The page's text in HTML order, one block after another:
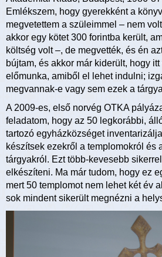
Emlékszem, hogy gyerekként a
megvetettem a szüleimmel – nem
akkor egy kötet 300 forintba került,
költség volt –, de megvették, és én
bújtam, és akkor már kiderült, hogy
előmunka, amiből el lehet indulni;
megvannak-e vagy sem ezek a
A 2009-es, első norvég OTKA
feladatom, hogy az 50 legkorábbi,
tartozó egyházközséget
készítsek ezekről a templomokról és
tárgyakról. Ezt több-kevesebb
elkészíteni. Ma már tudom, hogy ez
mert 50 templomot nem lehet két év
sok mindent sikerült megnézni a